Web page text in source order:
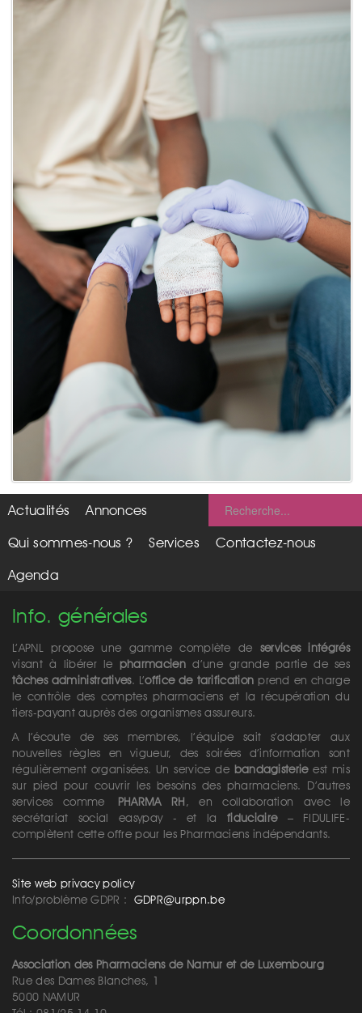
Actualités
Annonces
Qui sommes-nous ?
Services
Contactez-nous
Agenda
Info. générales
L’APNL propose une gamme complète de services intégrés
visant à libérer le pharmacien d’une grande partie de ses
tâches administratives. L’office de tarification prend en charge
le contrôle des comptes pharmaciens et la récupération du
tiers-payant auprès des organismes assureurs.
A l’écoute de ses membres, l’équipe sait s’adapter aux
nouvelles règles en vigueur, des soirées d’information sont
régulièrement organisées. Un service de bandagisterieest mis
sur pied pour couvrir les besoins des pharmaciens. D’autres
services comme PHARMA RH, en collaboration avec le
secrétariat social easypay - et lafiduciaire– FIDULIFE-
complètent cette offre pour les Pharmaciens indépendants.
Site web privacy policy
Info/problème GDPR : GDPR@urppn.be
Coordonnées
Association des Pharmaciens de Namur et de Luxembourg
Rue des Dames Blanches, 1
5000 NAMUR